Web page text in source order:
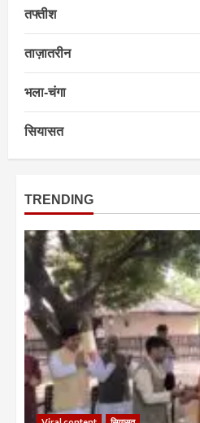
तफ्तीश
ताज़ातरीन
भला-चंगा
सियासत
TRENDING